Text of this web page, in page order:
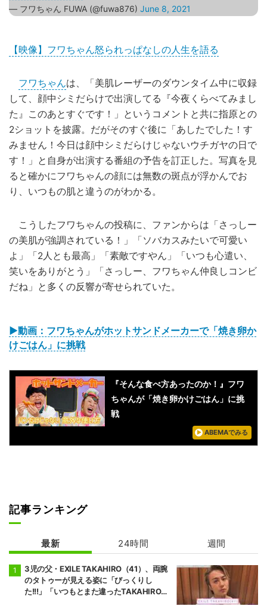
— フワちゃん FUWA (@fuwa876) June 8, 2021
【映像】フワちゃん怒られっぱなしの人生を語る
フワちゃんは、「美肌レーザーのダウンタイム中に収録
して、顔中シミだらけで出演してる『今夜くらべてみまし
た』このあとすぐです！」というコメントと共に指原との
2ショットを披露。だがそのすぐ後に「あしたでした！す
みません！今日は顔中シミだらけじゃないウチガヤの日で
す！」と自身が出演する番組の予告を訂正した。写真を見
ると確かにフワちゃんの顔には無数の斑点が浮かんでお
り、いつもの肌と違うのがわかる。
こうしたフワちゃんの投稿に、ファンからは「さっしー
の美肌が強調されている！」「ソバカスみたいで可愛い
よ」「2人とも最高」「素敵ですやん」「いつも心遣い、
笑いをありがとう」「さっしー、フワちゃん仲良しコンビ
だね」と多くの反響が寄せられていた。
▶動画：フワちゃんがホットサンドメーカーで「焼き卵か
けごはん」に挑戦
『そんな食べ方あったのか！』フワ
ちゃんが「焼き卵かけごはん」に挑
戦
ABEMAでみる
記事ランキング
最新 24時間 週間
3児の父・EXILE TAKAHIRO（41）、両腕
のタトゥーが見える姿に「びっくりし
た!!!」「いつもとまた違ったTAKAHIROさ